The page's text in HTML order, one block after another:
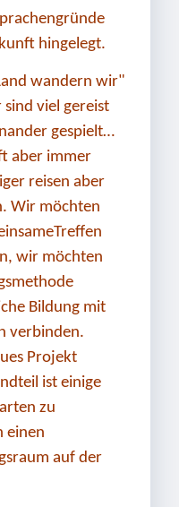
hingelegt.
wandern wir"
sind viel gereist
gespielt…
aber immer
reisen aber
Wir möchten
wir möchten
Bildung mit
verbinden.
Projekt
ist einige
zu
einen
auf der